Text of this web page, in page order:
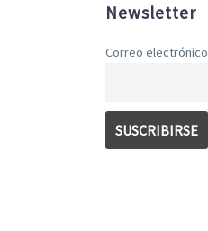
Newsletter
Correo electrónico